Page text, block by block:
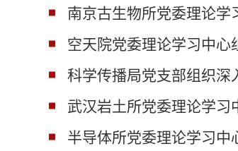
南京古生物所党委理论学
空天院党委理论学习中心
科学传播局党支部组织深
武汉岩土所党委理论学习
半导体所党委理论学习中